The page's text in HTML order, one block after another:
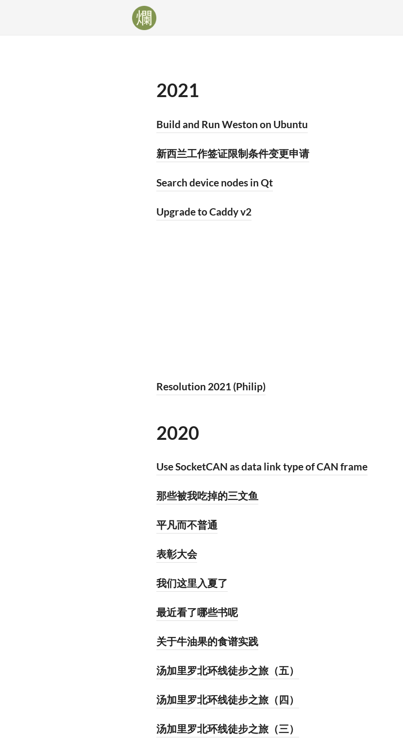
2021
Build and Run Weston on Ubuntu
新西兰工作签证限制条件变更申请
Search device nodes in Qt
Upgrade to Caddy v2
Resolution 2021 (Philip)
2020
Use SocketCAN as data link type of CAN frame
那些被我吃掉的三文鱼
平凡而不普通
表彰大会
我们这里入夏了
最近看了哪些书呢
关于牛油果的食谱实践
汤加里罗北环线徒步之旅​（五）
汤加里罗北环线徒步之旅​（四）
汤加里罗北环线徒步之旅​（三）